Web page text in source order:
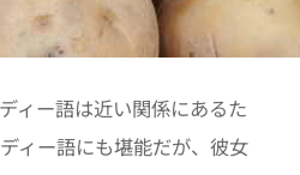
ィー語は近い関係にあるた
ィー語にも堪能だが、彼女